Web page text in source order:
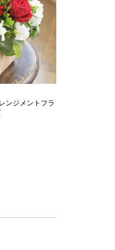
ンジメントフラ